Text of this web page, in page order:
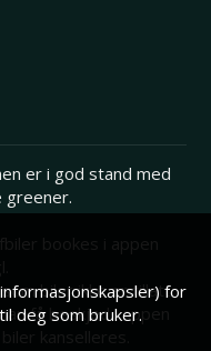
er i god stand med
greener.
biler ikke er tillatt
få beskjed i appen
for
deg som bruker.